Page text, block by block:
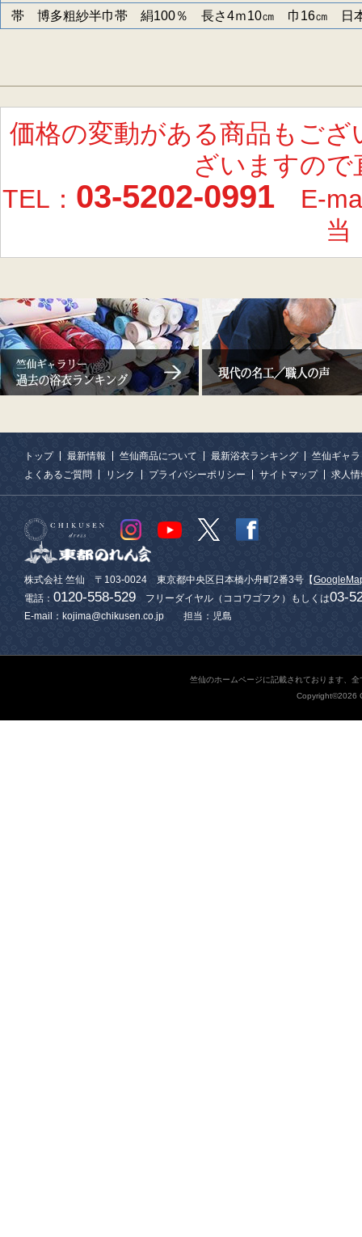
帯 博多粗紗半巾帯 絹100％ 長さ4ｍ10㎝ 巾16㎝ 日
価格の変動がある商品もご
ざいますの
TEL： 03-5202-0991E-
当
トップ 最新情報 竺仙商品について 最新浴衣ランキング
竺仙ギャ
よくあるご質問
リンク プライバシーポリシー サイトマップ 求人
株式会社 竺仙 〒103-0024 東京都中央区日本橋小舟町2番3号【
電話： 0120-558-529 フリーダイヤル（ココワゴフク）もしくは03-
E-mail：kojima@chikusen.co.jp 担当：児島
竺仙のホームページに記載されております、
Copyright©2026